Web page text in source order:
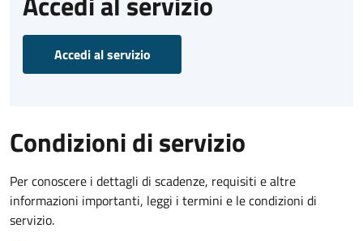
Accedi al servizio
Condizioni di servizio
Per conoscere i dettagli di scadenze, requisiti e altre
informazioni importanti, leggi i termini e le condizioni di
servizio.